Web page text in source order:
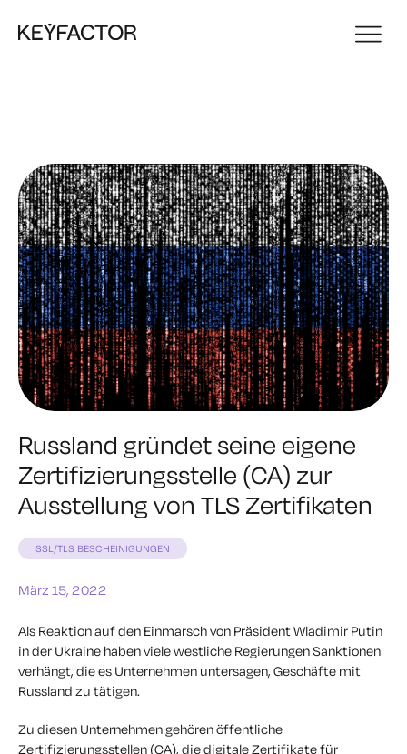
Russland gründet seine eigene
Zertifizierungsstelle (CA) zur
Ausstellung von TLS Zertifikaten
SSL/TLS BESCHEINIGUNGEN
März 15, 2022
Als Reaktion auf den Einmarsch von Präsident Wladimir Putin
in der Ukraine haben viele westliche Regierungen Sanktionen
verhängt, die es Unternehmen untersagen, Geschäfte mit
Russland zu tätigen.
Zu diesen Unternehmen gehören öffentliche
Zertifizierungsstellen (CA), die digitale Zertifikate für